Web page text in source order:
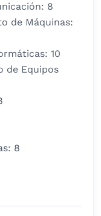
8
de Máquinas:
10
de Equipos
8